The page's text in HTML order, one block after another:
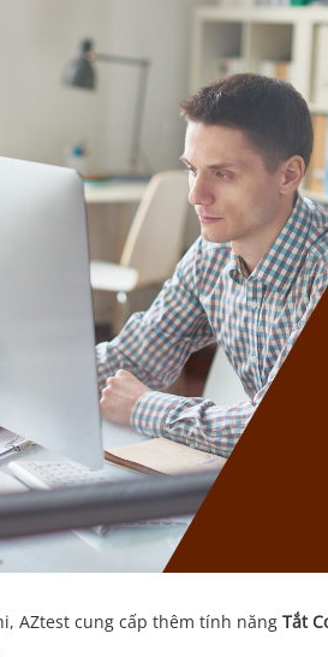
AZtest cung cấp thêm tính năng Tắt